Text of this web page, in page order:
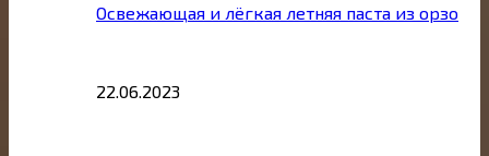
Освежающая и лёгкая летняя паста из орзо
22.06.2023